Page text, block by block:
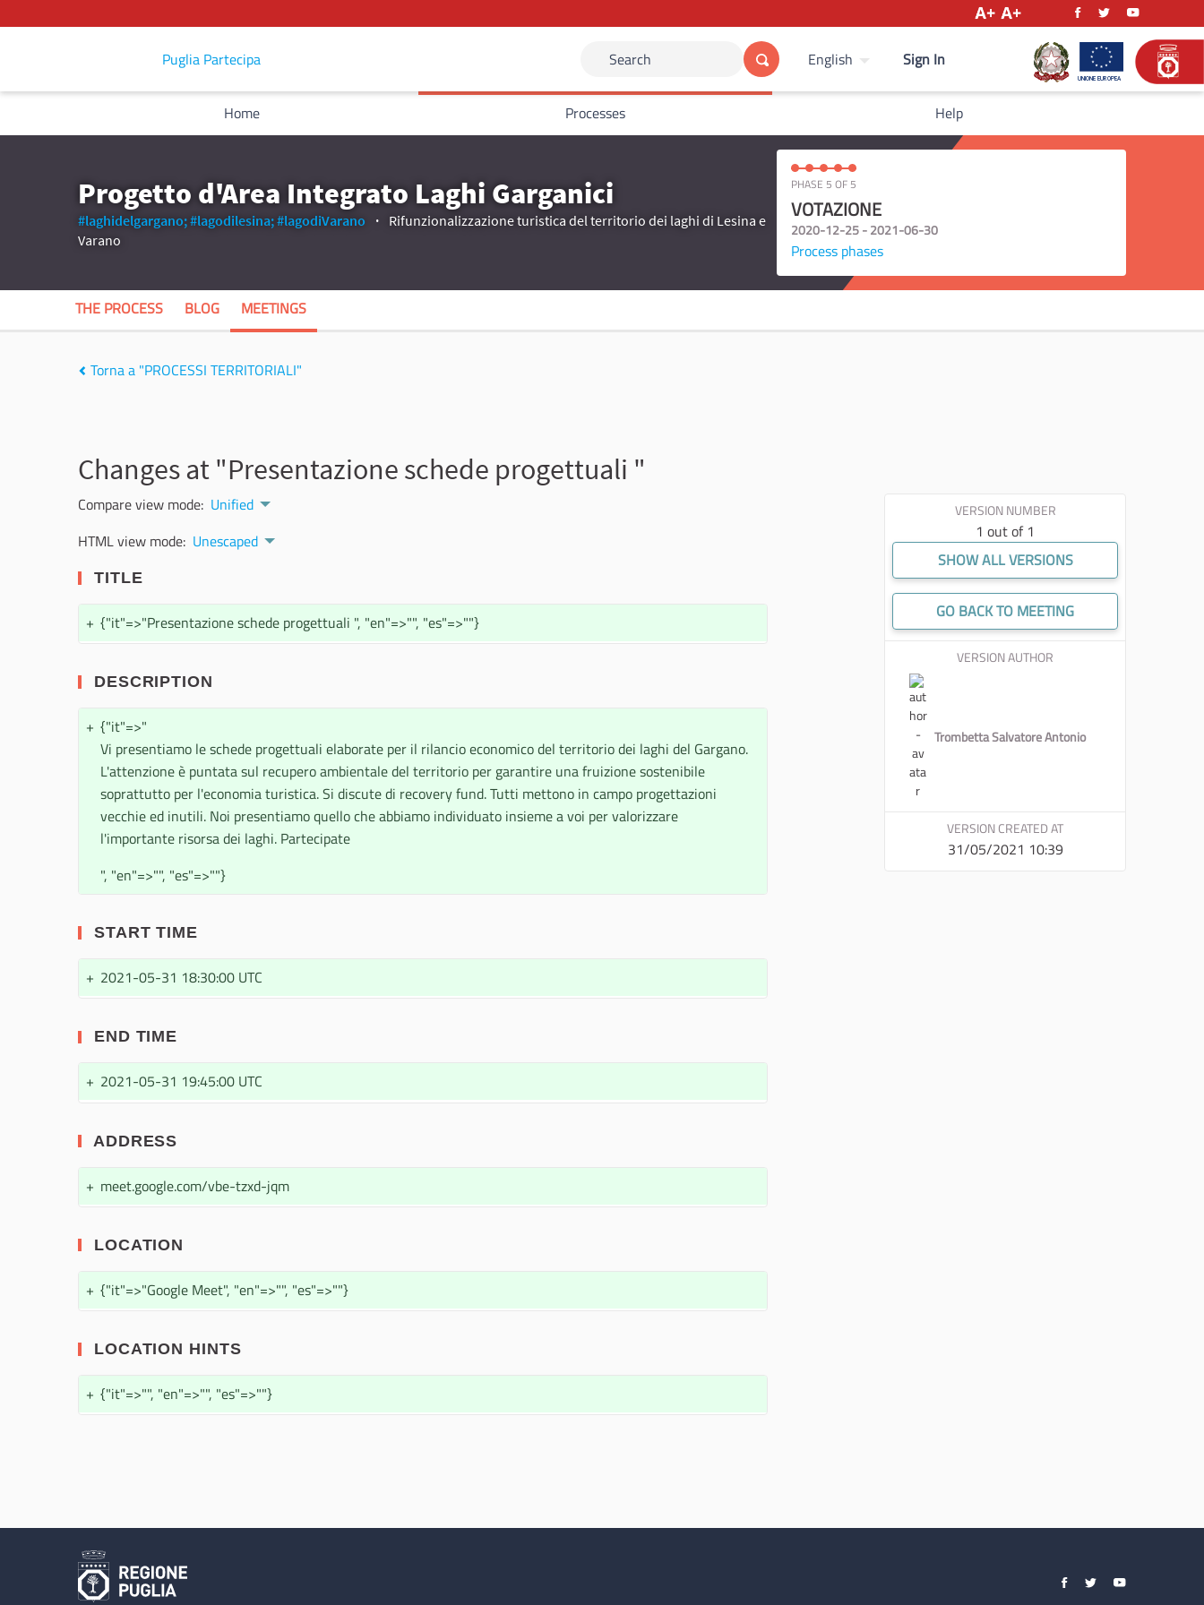
Puglia Partecipa Search English Sign In
Home Processes Help
Progetto d'Area Integrato Laghi Garganici
#laghidelgargano;#lagodilesina;#lagodiVarano
Rifunzionalizzazione turistica del territorio dei laghi di Lesina e
Varano
PHASE 5 OF 5
VOTAZIONE
2020-12-25 - 2021-06-30
Process phases
THE PROCESS BLOG MEETINGS
Torna a "PROCESSI TERRITORIALI"
Changes at "Presentazione schede progettuali "
Compare view mode: Unified
HTML view mode: Unescaped
TITLE
+ {"it"=>"Presentazione schede progettuali ", "en"=>"", "es"=>""}
DESCRIPTION
+ {"it"=>"
Vi presentiamo le schede progettuali elaborate per il rilancio economico del territorio dei laghi del Gargano.
L'attenzione è puntata sul recupero ambientale del territorio per garantire una fruizione sostenibile
soprattutto per l'economia turistica. Si discute di recovery fund. Tutti mettono in campo progettazioni
vecchie ed inutili. Noi presentiamo quello che abbiamo individuato insieme a voi per valorizzare
l'importante risorsa dei laghi. Partecipate
", "en"=>"", "es"=>""}
START TIME
+ 2021-05-31 18:30:00 UTC
END TIME
+ 2021-05-31 19:45:00 UTC
ADDRESS
+ meet.google.com/vbe-tzxd-jqm
LOCATION
+ {"it"=>"Google Meet", "en"=>"", "es"=>""}
LOCATION HINTS
+ {"it"=>"", "en"=>"", "es"=>""}
VERSION NUMBER
1 out of 1
SHOW ALL VERSIONS
GO BACK TO MEETING
VERSION AUTHOR
Trombetta Salvatore Antonio
VERSION CREATED AT
31/05/2021 10:39